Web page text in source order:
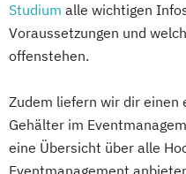
Studium alle wichtigen
Voraussetzungen und
offenstehen.
Zudem liefern wir dir einen
Gehälter im
eine Übersicht über alle
Eventmanagement